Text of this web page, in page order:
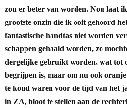
zou er beter van worden. Nou laat
grootste onzin die ik ooit gehoord
fantastische handtas niet worden
schappen gehaald worden, zo
dergelijke gebruikt worden, wat tot
begrijpen is, maar om nu ook
te koud waren voor de tijd van het
in ZA, bloot te stellen aan de